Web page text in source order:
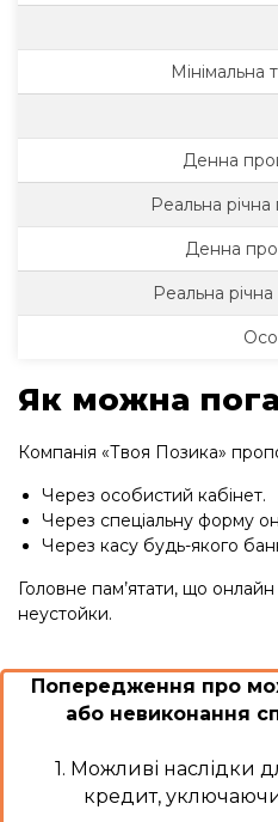
Мінімальна
Денна
Реальна
Денна
Реальна
Як можна
Компанія «Твоя Позика»
Через особистий кабінет.
Через спеціальну форму
Через касу будь-якого
Головне пам’ятати, що
неустойки.
Попередження про
або невиконання
1. Можливі наслідки
кредит, уключаючи